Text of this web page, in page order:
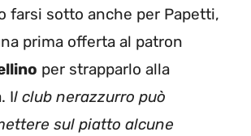
farsi sotto anche per Papetti,
prima offerta al patron
per strapparlo alla
Il club nerazzurro può
sul piatto alcune